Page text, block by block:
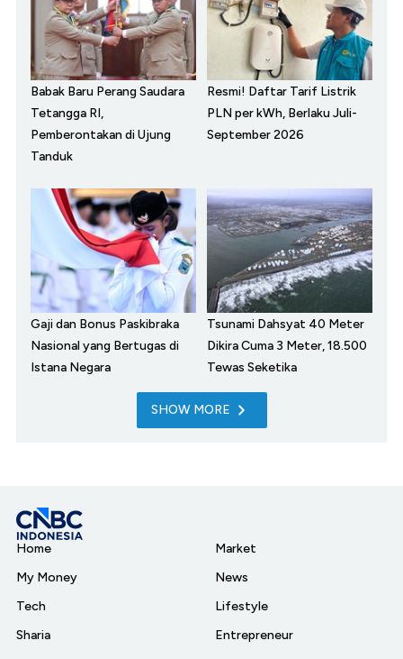
Babak Baru Perang Saudara
Tetangga RI,
Pemberontakan di Ujung
Tanduk
Resmi! Daftar Tarif Listrik
PLN per kWh, Berlaku Juli-
September 2026
Gaji dan Bonus Paskibraka
Nasional yang Bertugas di
Istana Negara
Tsunami Dahsyat 40 Meter
Dikira Cuma 3 Meter, 18.500
Tewas Seketika
SHOW MORE
Home
My Money
Tech
Sharia
Market
News
Lifestyle
Entrepreneur